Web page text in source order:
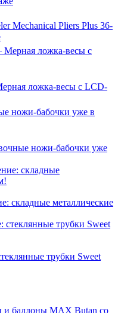
Mechanical Pliers Plus 36-
ложка-весы с LCD-
ножи-бабочки уже
складные металлические
трубки Sweet